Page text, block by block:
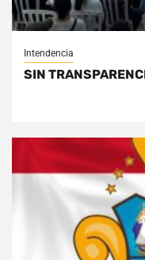
Intendencia
SIN